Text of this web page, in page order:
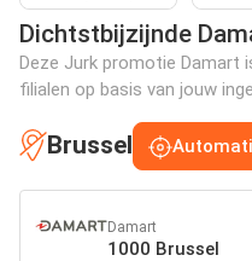
Dichtstbijzijnde
Deze Jurk promotie Damart
filialen op basis van jouw
Brussel
Damart
1000 Brussel